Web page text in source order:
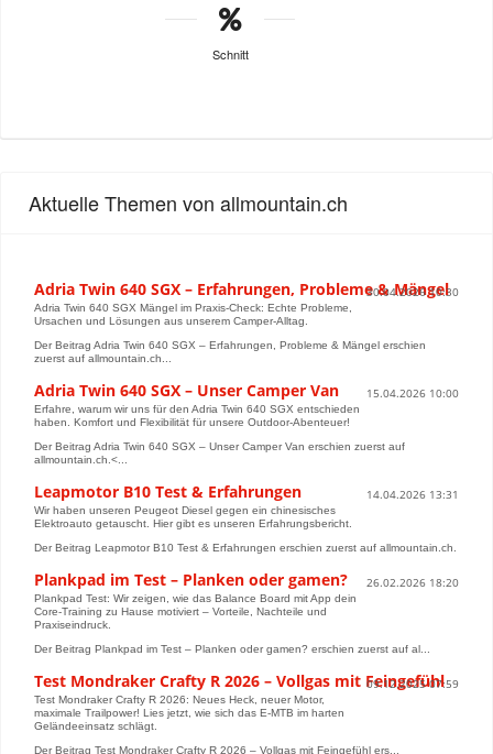
Schnitt
Aktuelle Themen von allmountain.ch
Adria Twin 640 SGX – Erfahrungen, Probleme & Mängel
30.04.2026 10:30
Adria Twin 640 SGX Mängel im Praxis-Check: Echte Probleme,
Ursachen und Lösungen aus unserem Camper-Alltag.
Der Beitrag Adria Twin 640 SGX – Erfahrungen, Probleme & Mängel erschien
zuerst auf allmountain.ch...
Adria Twin 640 SGX – Unser Camper Van 15.04.2026 10:00
Erfahre, warum wir uns für den Adria Twin 640 SGX entschieden
haben. Komfort und Flexibilität für unsere Outdoor-Abenteuer!
Der Beitrag Adria Twin 640 SGX – Unser Camper Van erschien zuerst auf
allmountain.ch.<...
Leapmotor B10 Test & Erfahrungen 14.04.2026 13:31
Wir haben unseren Peugeot Diesel gegen ein chinesisches
Elektroauto getauscht. Hier gibt es unseren Erfahrungsbericht.
Der Beitrag Leapmotor B10 Test & Erfahrungen erschien zuerst auf allmountain.ch.
Plankpad im Test – Planken oder gamen? 26.02.2026 18:20
Plankpad Test: Wir zeigen, wie das Balance Board mit App dein
Core-Training zu Hause motiviert – Vorteile, Nachteile und
Praxiseindruck.
Der Beitrag Plankpad im Test – Planken oder gamen? erschien zuerst auf al...
Test Mondraker Crafty R 2026 – Vollgas mit Feingefühl
09.12.2025 07:59
Test Mondraker Crafty R 2026: Neues Heck, neuer Motor,
maximale Trailpower! Lies jetzt, wie sich das E-MTB im harten
Geländeeinsatz schlägt.
Der Beitrag Test Mondraker Crafty R 2026 – Vollgas mit Feingefühl ers...